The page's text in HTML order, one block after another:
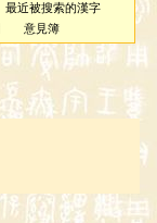
最近被搜索的漢字
意見簿